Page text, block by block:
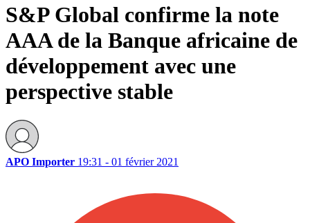
S&P Global confirme la note
AAA de la Banque africaine de
développement avec une
perspective stable
APO Importer 19:31 - 01 février 2021